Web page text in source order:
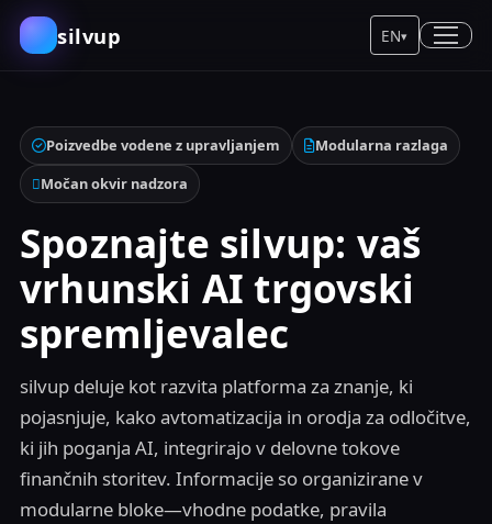
silvup EN▾
Poizvedbe vodene z upravljanjem
Modularna razlaga
Močan okvir nadzora
Spoznajte silvup: vaš
vrhunski AI trgovski
spremljevalec
silvup deluje kot razvita platforma za znanje, ki
pojasnjuje, kako avtomatizacija in orodja za odločitve,
ki jih poganja AI, integrirajo v delovne tokove
finančnih storitev. Informacije so organizirane v
modularne bloke—vhodne podatke, pravila